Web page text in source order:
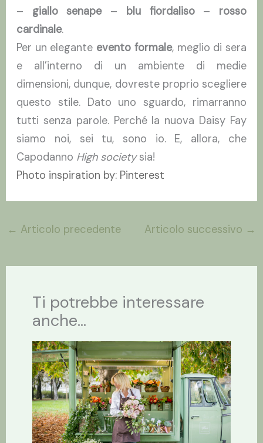
– giallo senape– blu fiordaliso– rosso
cardinale.
Per un elegante evento formale, meglio di sera
e all’interno di un ambiente di medie
dimensioni, dunque, dovreste proprio scegliere
questo stile. Dato uno sguardo, rimarranno
tutti senza parole. Perché la nuova Daisy Fay
siamo noi, sei tu, sono io. E, allora, che
Capodanno High societysia!
Photo inspiration by: Pinterest
← Articolo precedente Articolo successivo →
Ti potrebbe interessare
anche...